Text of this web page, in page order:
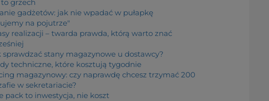
grzech
gadżetów: jak nie wpadać w pułapkę
na pojutrze"
realizacji – twarda prawda, którą warto znać
sprawdzać stany magazynowe u dostawcy?
techniczne, które kosztują tygodnie
magazynowy: czy naprawdę chcesz trzymać 200
w sekretariacie?
pack to inwestycja, nie koszt